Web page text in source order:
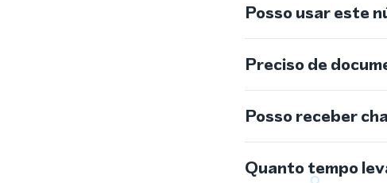
Posso usar este
Preciso de
Posso receber
Quanto tempo